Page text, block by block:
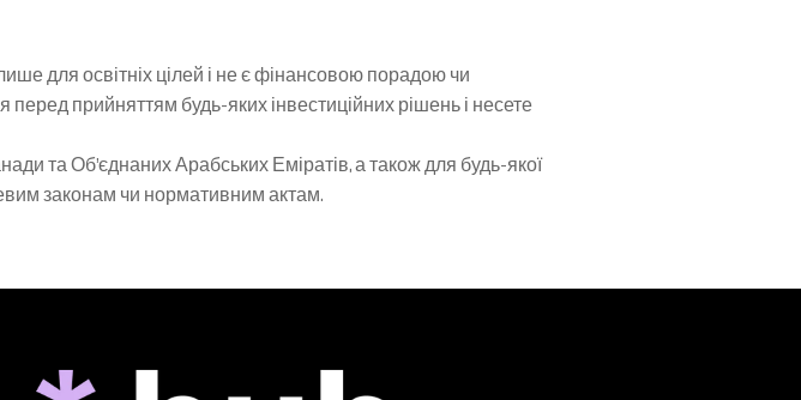
для освітніх цілей і не є фінансовою порадою чи
прийняттям будь-яких інвестиційних рішень і несете
та Об’єднаних Арабських Еміратів, а також для будь-якої
законам чи нормативним актам.